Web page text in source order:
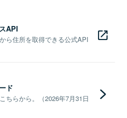
API
ら住所を取得できる公式API
ド
ちらから。（2026年7月31日